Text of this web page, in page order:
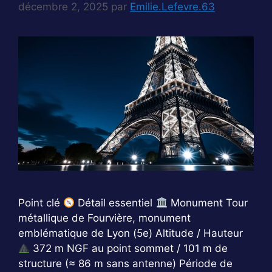
décembre 2, 2025 par Emilie.Lefevre.63
Point clé Détail essentiel
Monument Tour
métallique de Fourvière, monument
emblématique de Lyon (5e) Altitude / Hauteur
372 m NGF au point sommet / 101 m de
structure (≈ 86 m sans antenne) Période de